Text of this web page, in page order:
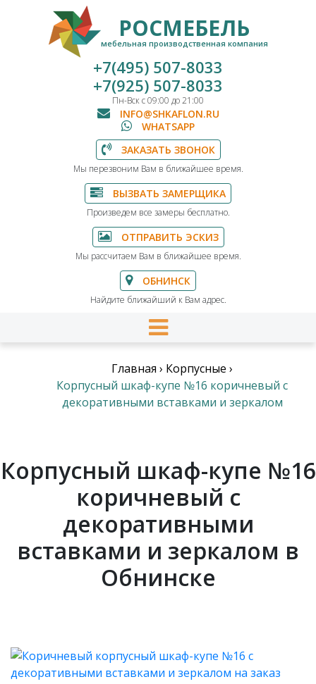
РОСМЕБЕЛЬ
мебельная производственная компания
+7(495) 507-8033
+7(925) 507-8033
Пн-Вск с 09:00 до 21:00
INFO@SHKAFLON.RU
WHATSAPP
ЗАКАЗАТЬ ЗВОНОК
Мы перезвоним Вам в ближайшее время.
ВЫЗВАТЬ ЗАМЕРЩИКА
Произведем все замеры бесплатно.
ОТПРАВИТЬ ЭСКИЗ
Мы рассчитаем Вам в ближайшее время.
ОБНИНСК
Найдите ближайший к Вам адрес.
Главная › Корпусные ›
Корпусный шкаф-купе №16 коричневый с
декоративными вставками и зеркалом
Корпусный шкаф-купе №16
коричневый с
декоративными
вставками и зеркалом в
Обнинске